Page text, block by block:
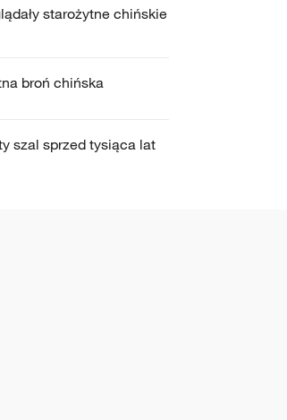
starożytne chińskie
broń chińska
szal sprzed tysiąca lat